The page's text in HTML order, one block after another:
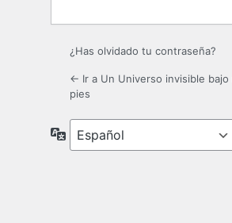
¿Has olvidado tu contraseña?
← Ir a Un Universo invisible
pies
Idioma